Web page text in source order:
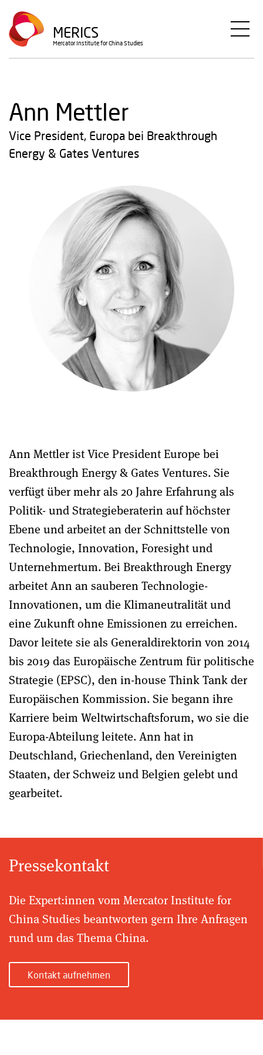
Direkt
zum
Inhalt
MERICS
Mercator Institute for China Studies
Ann Mettler
Vice President, Europa bei Breakthrough
Energy & Gates Ventures
Ann Mettler ist Vice President Europe bei
Breakthrough Energy & Gates Ventures. Sie
verfügt über mehr als 20 Jahre Erfahrung als
Politik- und Strategieberaterin auf höchster
Ebene und arbeitet an der Schnittstelle von
Technologie, Innovation, Foresight und
Unternehmertum. Bei Breakthrough Energy
arbeitet Ann an sauberen Technologie-
Innovationen, um die Klimaneutralität und
eine Zukunft ohne Emissionen zu erreichen.
Davor leitete sie als Generaldirektorin von 2014
bis 2019 das Europäische Zentrum für politische
Strategie (EPSC), den in-house Think Tank der
Europäischen Kommission. Sie begann ihre
Karriere beim Weltwirtschaftsforum, wo sie die
Europa-Abteilung leitete. Ann hat in
Deutschland, Griechenland, den Vereinigten
Staaten, der Schweiz und Belgien gelebt und
gearbeitet.
Pressekontakt
Die Expert:innen vom Mercator Institute for
China Studies beantworten gern Ihre Anfragen
rund um das Thema China.
Kontakt aufnehmen